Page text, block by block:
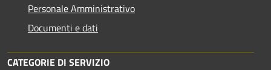
Personale Amministrativo
Documenti e dati
CATEGORIE DI SERVIZIO